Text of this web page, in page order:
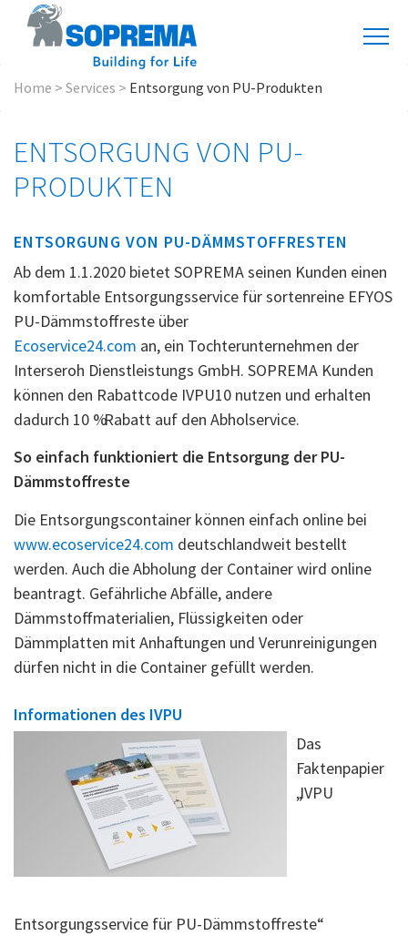
Home > Services > Entsorgung von PU-Produkten
ENTSORGUNG VON PU-
PRODUKTEN
ENTSORGUNG VON PU-DÄMMSTOFFRESTEN
Ab dem 1.1.2020 bietet SOPREMA seinen Kunden einen
komfortable Entsorgungsservice für sortenreine EFYOS
PU-Dämmstoffreste über
Ecoservice24.com an, ein Tochterunternehmen der
Interseroh Dienstleistungs GmbH. SOPREMA Kunden
können den Rabattcode IVPU10 nutzen und erhalten
dadurch 10 % Rabatt auf den Abholservice.
So einfach funktioniert die Entsorgung der PU-
Dämmstoffreste
Die Entsorgungscontainer können einfach online bei
www.ecoservice24.com deutschlandweit bestellt
werden. Auch die Abholung der Container wird online
beantragt. Gefährliche Abfälle, andere
Dämmstoffmaterialien, Flüssigkeiten oder
Dämmplatten mit Anhaftungen und Verunreinigungen
dürfen nicht in die Container gefüllt werden.
Informationen des IVPU
Das
Faktenpapier
„IVPU
Entsorgungsservice für PU-Dämmstoffreste“